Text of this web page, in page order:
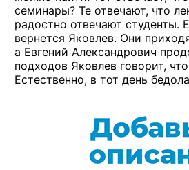
семинары? Те отвечают, что
радостно отвечают студенты.
вернется Яковлев. Они
а Евгений Александрович
подходов Яковлев говорит,
Естественно, в тот день